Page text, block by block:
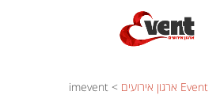
Event ארגון אירועים >
imevent